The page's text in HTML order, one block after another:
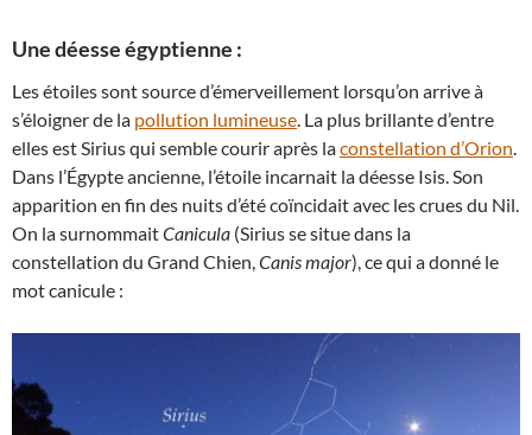
Une déesse égyptienne :
Les étoiles sont source d’émerveillement lorsqu’on arrive à
s’éloigner de la pollution lumineuse . La plus brillante d’entre
elles est Sirius qui semble courir après laconstellation d’Orion
Dans l’Égypte ancienne, l’étoile incarnait la déesse Isis. Son
apparition en fin des nuits d’été coïncidait avec les crues du Nil.
On la surnommaitCanicula (Sirius se situe dans la
constellation du Grand Chien, Canis major), ce qui a donné le
mot canicule :